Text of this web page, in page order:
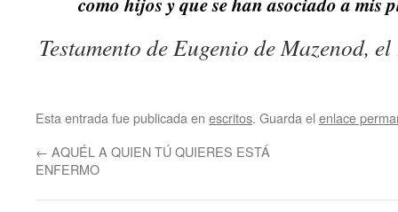
Testamento de Eugenio de Mazenod,
Esta entrada fue publicada en escritos. Guarda el enlace
← AQUÉL A QUIEN TÚ QUIERES ESTÁ
ENFERMO